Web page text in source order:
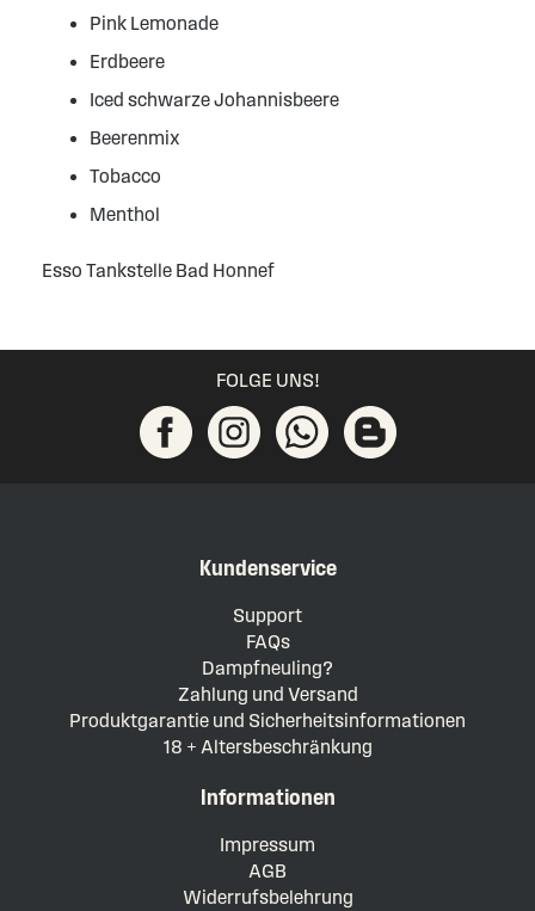
Pink Lemonade
Erdbeere
Iced schwarze Johannisbeere
Beerenmix
Tobacco
Menthol
Esso Tankstelle Bad Honnef
FOLGE UNS!
Kundenservice
Support
FAQs
Dampfneuling?
Zahlung und Versand
Produktgarantie und Sicherheitsinformationen
18 + Altersbeschränkung
Informationen
Impressum
AGB
Widerrufsbelehrung